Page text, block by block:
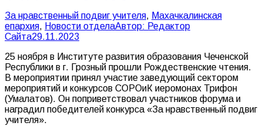
За нравственный подвиг учителя, Махачкалинская
епархия, Новости отделаАвтор: Редактор
Сайта29.11.2023
25 ноября в Институте развития образования Чеченской
Республики в г. Грозный прошли Рождественские чтения.
В мероприятии принял участие заведующий сектором
мероприятий и конкурсов СОРОиК иеромонах Трифон
(Умалатов). Он поприветствовал участников форума и
наградил победителей конкурса «За нравственный подвиг
учителя».